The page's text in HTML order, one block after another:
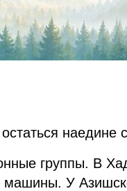
наедине
группы. В
машины. У